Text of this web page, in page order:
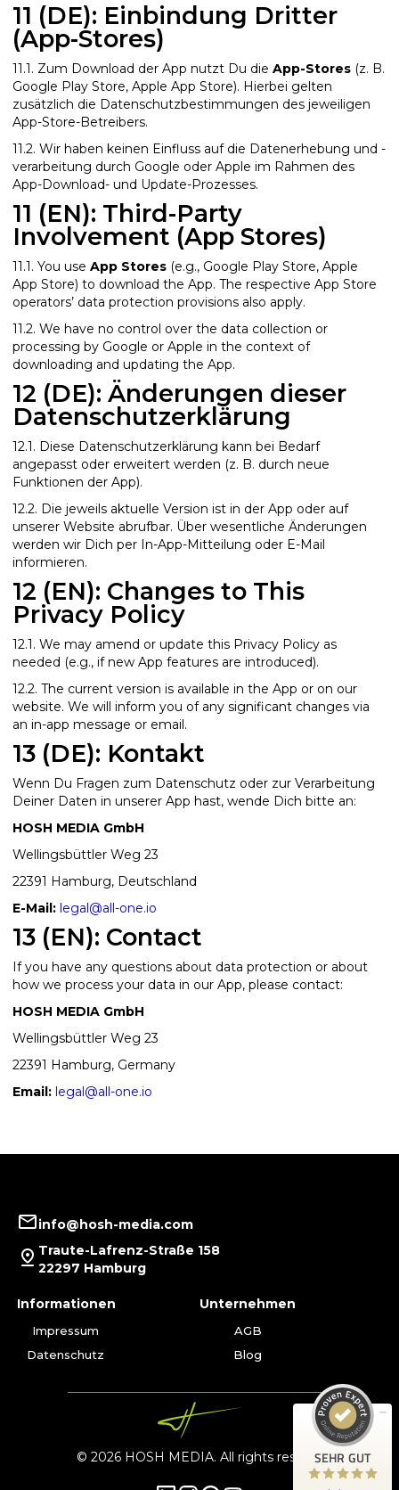
11 (DE): Einbindung Dritter
(App-Stores)
11.1. Zum Download der App nutzt Du dieApp-Stores (z. B.
Google Play Store, Apple App Store). Hierbei gelten
zusätzlich die Datenschutzbestimmungen des jeweiligen
App-Store-Betreibers.
11.2. Wir haben keinen Einfluss auf die Datenerhebung und -
verarbeitung durch Google oder Apple im Rahmen des
App-Download- und Update-Prozesses.
11 (EN): Third-Party
Involvement (App Stores)
11.1. You useApp Stores (e.g., Google Play Store, Apple
App Store) to download the App. The respective App Store
operators’ data protection provisions also apply.
11.2. We have no control over the data collection or
processing by Google or Apple in the context of
downloading and updating the App.
12 (DE): Änderungen dieser
Datenschutzerklärung
12.1. Diese Datenschutzerklärung kann bei Bedarf
angepasst oder erweitert werden (z. B. durch neue
Funktionen der App).
12.2. Die jeweils aktuelle Version ist in der App oder auf
unserer Website abrufbar. Über wesentliche Änderungen
werden wir Dich per In-App-Mitteilung oder E-Mail
informieren.
12 (EN): Changes to This
Privacy Policy
12.1. We may amend or update this Privacy Policy as
needed (e.g., if new App features are introduced).
12.2. The current version is available in the App or on our
website. We will inform you of any significant changes via
an in-app message or email.
13 (DE): Kontakt
Wenn Du Fragen zum Datenschutz oder zur Verarbeitung
Deiner Daten in unserer App hast, wende Dich bitte an:
HOSH MEDIA GmbH
Wellingsbüttler Weg 23
22391 Hamburg, Deutschland
E-Mail: legal@all-one.io
13 (EN): Contact
If you have any questions about data protection or about
how we process your data in our App, please contact:
HOSH MEDIA GmbH
Wellingsbüttler Weg 23
22391 Hamburg, Germany
Email: legal@all-one.io
info@hosh-media.com
Traute-Lafrenz-Straße 158
22297 Hamburg
Informationen
Impressum
Datenschutz
Unternehmen
AGB
Blog
© 2026 HOSH MEDIA. All rights reserveSEHR GUT
HOSH MEDIA GmbH
SEHR GUT
53
Bewertungen auf
ProvenExpert.com
anderen Quelle